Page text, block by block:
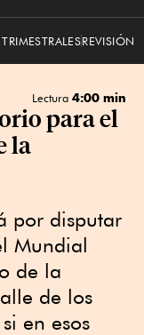
REVISIÓN
Lectura 4:00 min
para el
la
por disputar
Mundial
de la
de los
en esos